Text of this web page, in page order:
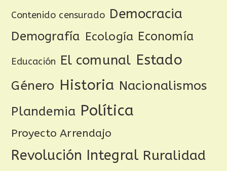
Contenido censurado Democracia
Demografía Ecología Economía
Educación El comunal Estado
Género Historia Nacionalismos
Plandemia Política
Proyecto Arrendajo
Revolución Integral Ruralidad